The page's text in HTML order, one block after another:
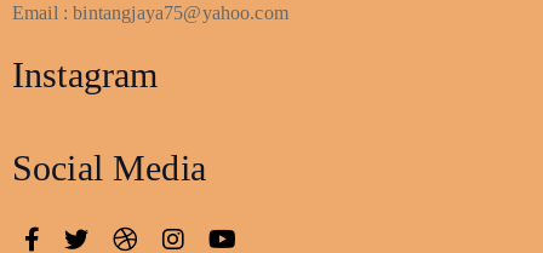
Email : bintangjaya75@yahoo.com
Instagram
Social Media